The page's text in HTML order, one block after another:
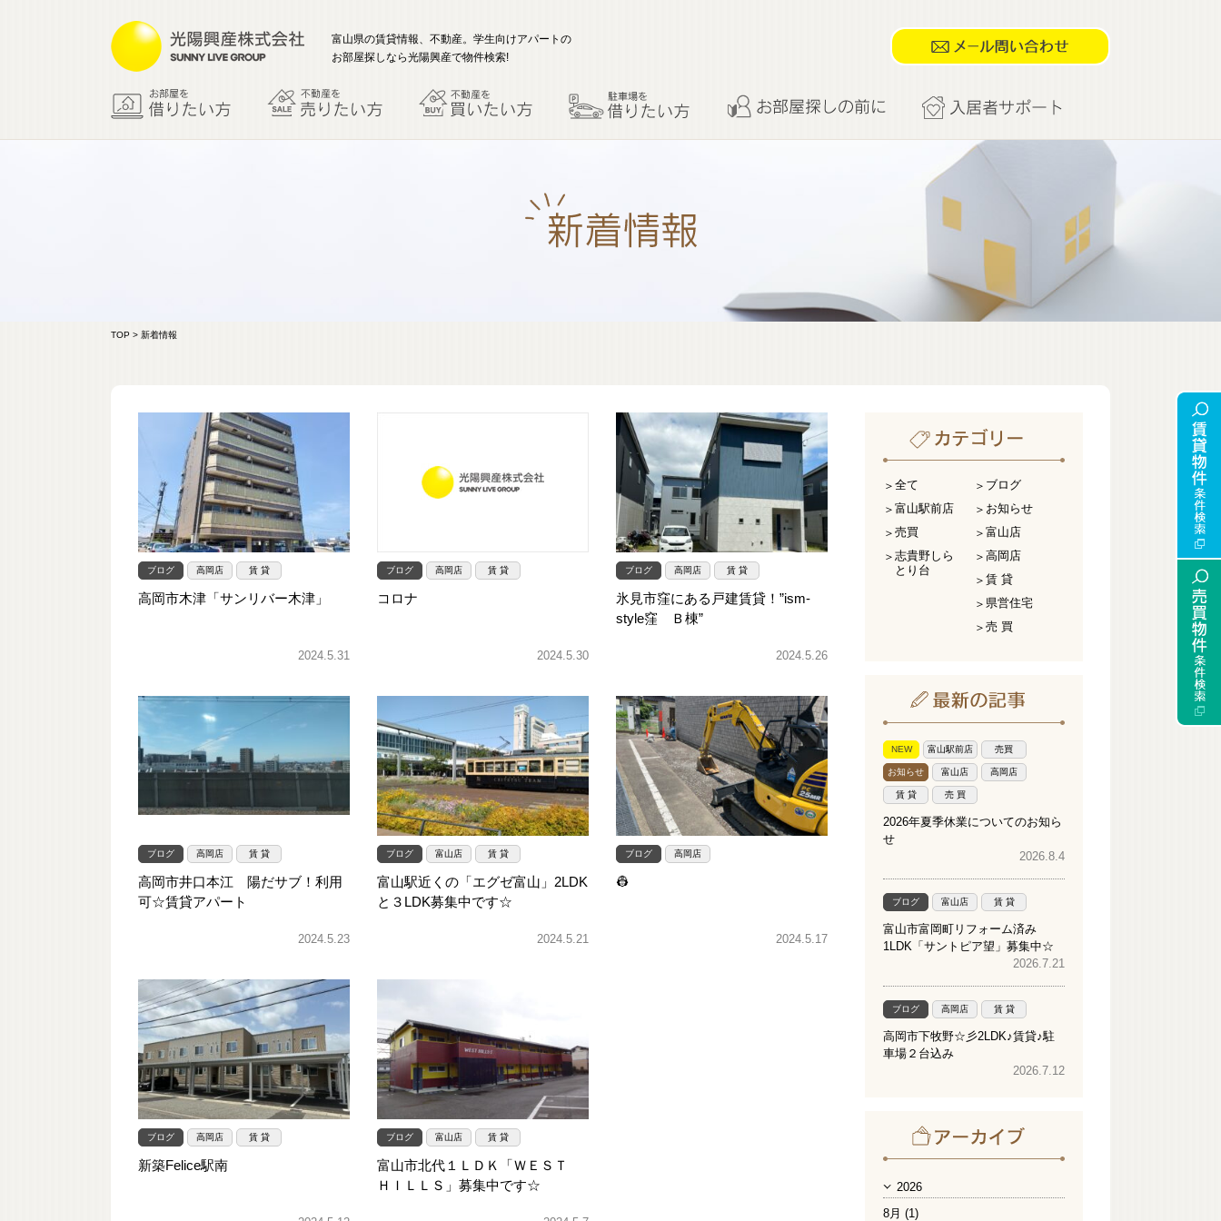
富山県の賃貸情報、不動産。学生向けアパートの
お部屋探しなら光陽興産で物件検索!
TOP > 新着情報
ブログ 高岡店 賃 貸
高岡市木津「サンリバー木津」
2024.5.31
ブログ 高岡店 賃 貸
コロナ
2024.5.30
ブログ 高岡店 賃 貸
氷見市窪にある戸建賃貸！”ism-
style窪 Ｂ棟”
2024.5.26
ブログ 高岡店 賃 貸
高岡市井口本江 陽だサブ！利用
可☆賃貸アパート
2024.5.23
ブログ 富山店 賃 貸
富山駅近くの「エグゼ富山」2LDK
と３LDK募集中です☆
2024.5.21
ブログ 高岡店
👷
2024.5.17
ブログ 高岡店 賃 貸
新築Felice駅南
ブログ 富山店 賃 貸
富山市北代１ＬＤＫ「ＷＥＳＴ
ＨＩＬＬＳ」募集中です☆
全て
富山駅前店
売買
志貴野しら
とり台
ブログ
お知らせ
富山店
高岡店
賃 貸
県営住宅
売 買
NEW 富山駅前店 売買
お知らせ 富山店 高岡店
賃 貸 売 買
2026年夏季休業についてのお知ら
せ
2026.8.4
ブログ 富山店 賃 貸
富山市富岡町リフォーム済み
1LDK「サントピア望」募集中☆
2026.7.21
ブログ 高岡店 賃 貸
高岡市下牧野☆彡2LDK♪賃貸♪駐
車場２台込み
2026.7.12
2026
8月 (1)